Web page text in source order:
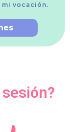
vocación.